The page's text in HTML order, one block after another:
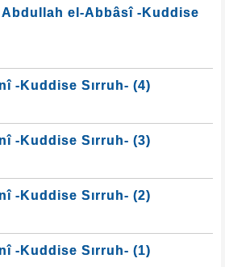
el-Abbâsî -Kuddise
-Kuddise Sırruh- (4)
-Kuddise Sırruh- (3)
-Kuddise Sırruh- (2)
-Kuddise Sırruh- (1)